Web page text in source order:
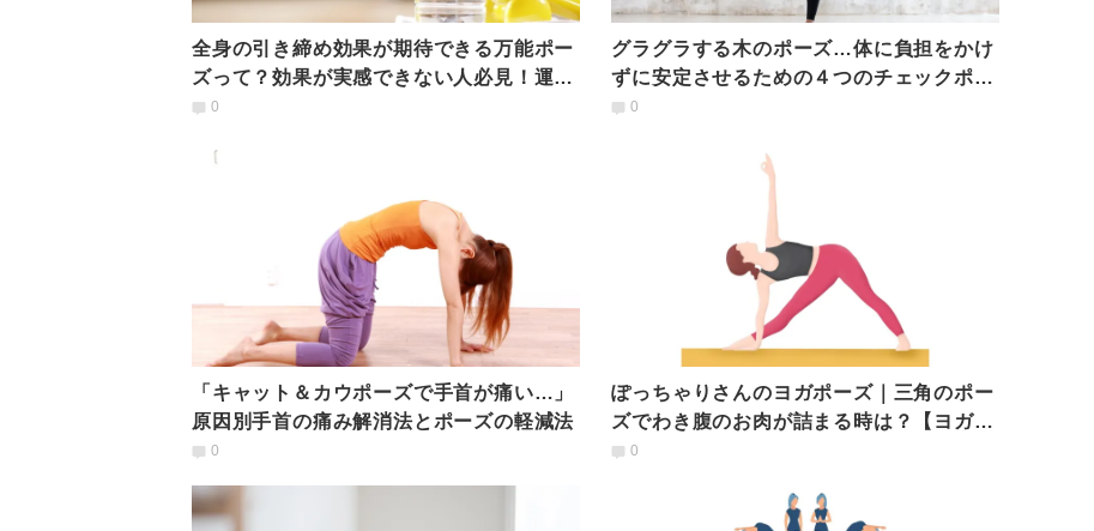
全身の引き締め効果が期待できる万能ポー
ズって？効果が実感できない人必見！運動
効果を高めるコツ
0
グラグラする木のポーズ…体に負担をかけ
ずに安定させるための４つのチェックポイ
ント
0
「キャット＆カウポーズで手首が痛い…」
原因別手首の痛み解消法とポーズの軽減法
0
ぽっちゃりさんのヨガポーズ｜三角のポー
ズでわき腹のお肉が詰まる時は？【ヨガ動
画】
0